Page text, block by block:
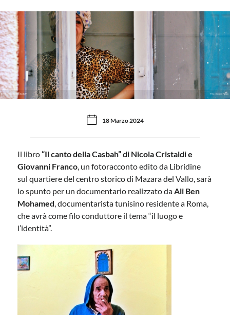
Dal libro "Il canto della Casbah" Foto: Giovanni Franco
18 Marzo 2024
Il libro“Il canto della Casbah” di Nicola Cristaldi e
Giovanni Franco, un fotoracconto edito da Libridine
sul quartiere del centro storico di Mazara del Vallo, sarà
lo spunto per un documentario realizzato daAli Ben
Mohamed, documentarista tunisino residente a Roma,
che avrà come filo conduttore il tema “il luogo e
l’identità”.